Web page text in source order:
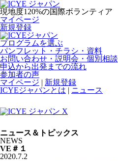
現地度120%の国際ボランティア
マイページ
新規登録
プログラムを選ぶ
パンフレット・チラシ・資料
お問い合わせ・説明会・個別相談
申込から出発までの流れ
参加者の声
マイページ | 新規登録
ICYEジャパンとは | ニュース
ニュース＆トピックス
NEWS
VE＃１
2020.7.2